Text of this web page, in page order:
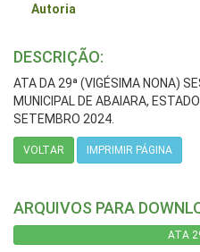
Autoria
DESCRIÇÃO:
ATA DA 29ª (VIGÉSIMA NONA)
MUNICIPAL DE ABAIARA,
SETEMBRO 2024.
VOLTAR IMPRIMIR PÁGINA
ARQUIVOS PARA
ATA